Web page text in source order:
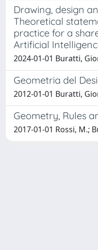
Drawing, design
Theoretical
practice for a
Artificial
2024-01-01 Buratti,
Geometria del
2012-01-01 Buratti,
Geometry, Rules
2017-01-01 Rossi, M.;